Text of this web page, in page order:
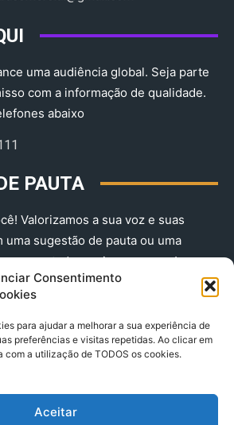
Consentimento
para ajudar a melhorar a sua experiência de
preferências e visitas repetidas. Ao clicar em
com a utilização de TODOS os cookies.
Aceitar
uma audiência global. Seja parte
com a informação de qualidade.
abaixo
PAUTA
Valorizamos a sua voz e suas
uma sugestão de pauta ou uma
ser contada, envie-nos agora!